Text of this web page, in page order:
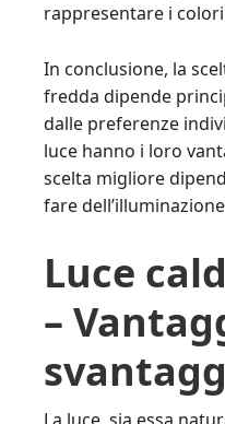
rappresentare i
In conclusione, la
fredda dipende
dalle preferenze
luce hanno i loro
scelta migliore
fare
Luce
–